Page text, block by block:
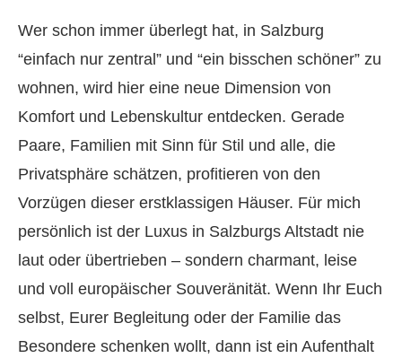
Wer schon immer überlegt hat, in Salzburg
“einfach nur zentral” und “ein bisschen schöner” zu
wohnen, wird hier eine neue Dimension von
Komfort und Lebenskultur entdecken. Gerade
Paare, Familien mit Sinn für Stil und alle, die
Privatsphäre schätzen, profitieren von den
Vorzügen dieser erstklassigen Häuser. Für mich
persönlich ist der Luxus in Salzburgs Altstadt nie
laut oder übertrieben – sondern charmant, leise
und voll europäischer Souveränität. Wenn Ihr Euch
selbst, Eurer Begleitung oder der Familie das
Besondere schenken wollt, dann ist ein Aufenthalt